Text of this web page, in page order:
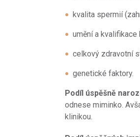
kvalita spermií
umění a kvalifikace
celkový zdravotní
genetické faktory.
Podíl úspěšně
odnese miminko.
klinikou.